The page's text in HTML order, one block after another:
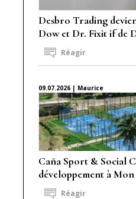
Desbro Trading
Dow et Dr. Fixit if de
Réagir
09.07.2026 | Maurice
Caña Sport & Social
développement à
Réagir